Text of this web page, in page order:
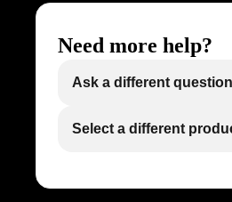
Need more help?
Ask a different question
Select a different